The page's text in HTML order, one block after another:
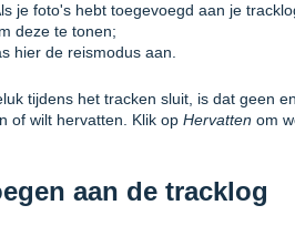
je foto's hebt toegevoegd aan je
deze te tonen;
hier de reismodus aan.
tijdens het tracken sluit, is dat geen
of wilt hervatten. Klik op Hervatten om
aan de tracklog